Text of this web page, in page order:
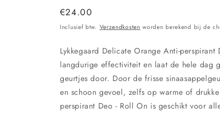
Normale
prijs
€24.00
Inclusief btw. Verzendkosten worden berekend bij de
Lykkegaard Delicate Orange Anti-
langdurige effectiviteit en laat de hele dag
geurtjes door. Door de frisse
en schoon gevoel, zelfs op warme of
perspirant Deo - Roll On is geschikt voor